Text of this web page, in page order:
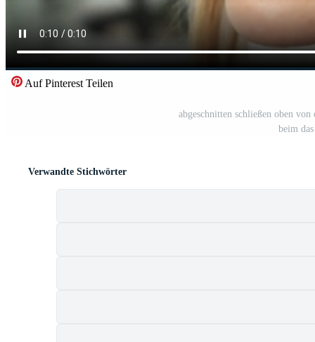
Auf Pinterest Teilen
abgeschnitten schließen oben
beim
Verwandte Stichwörter